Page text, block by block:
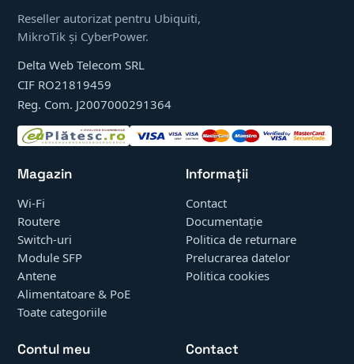
Reseller autorizat pentru Ubiquiti,
MikroTik și CyberPower.
Delta Web Telecom SRL
CIF RO21819459
Reg. Com. J2007000291364
Magazin
Wi-Fi
Routere
Switch-uri
Module SFP
Antene
Alimentatoare & PoE
Toate categoriile
Informații
Contact
Documentație
Politica de returnare
Prelucrarea datelor
Politica cookies
Contul meu Contact